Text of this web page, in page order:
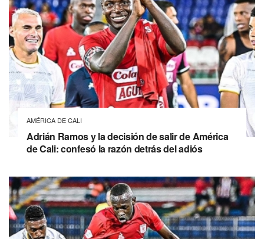
AMÉRICA DE CALI
Adrián Ramos y la decisión de salir de América
de Cali: confesó la razón detrás del adiós